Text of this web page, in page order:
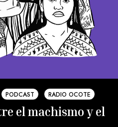
PODCAST RADIO OCOTE
el machismo y el